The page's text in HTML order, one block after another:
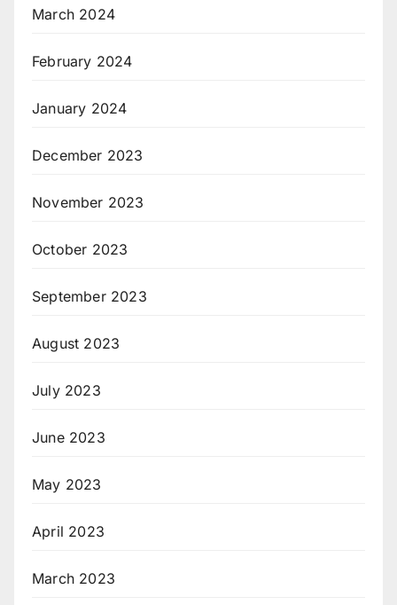
March 2024
February 2024
January 2024
December 2023
November 2023
October 2023
September 2023
August 2023
July 2023
June 2023
May 2023
April 2023
March 2023